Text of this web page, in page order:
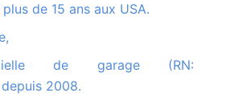
de 15 ans aux USA.
2008.